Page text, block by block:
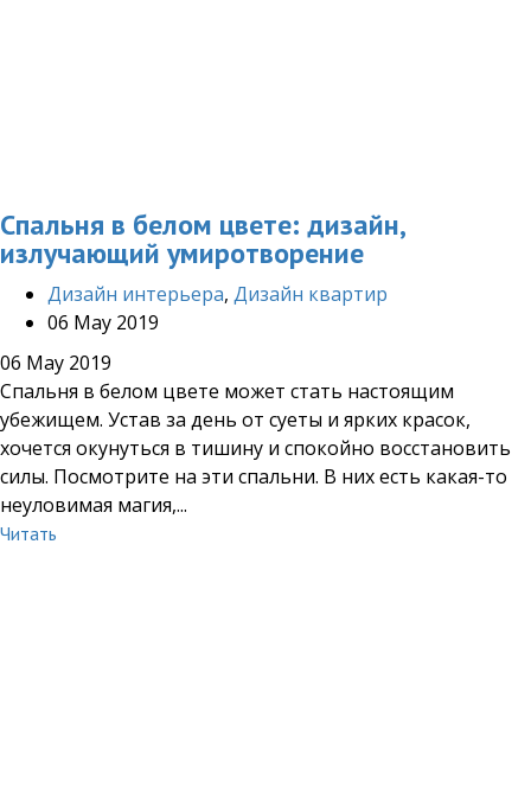
Спальня в белом цвете: дизайн,
излучающий умиротворение
Дизайн интерьера, Дизайн квартир
06 May 2019
06 May 2019
Спальня в белом цвете может стать настоящим
убежищем. Устав за день от суеты и ярких красок,
хочется окунуться в тишину и спокойно восстановить
силы. Посмотрите на эти спальни. В них есть какая-то
неуловимая магия,...
Читать